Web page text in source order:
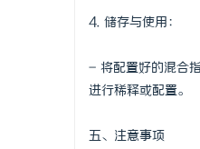
4. 储存与使用：
- 将配置好的混合
进行稀释或配置。
五、注意事项